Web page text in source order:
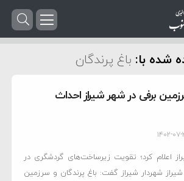
شده با: باغ پرندگان
برفی در شهر شیراز احداث
۰۷-۳۰
اعلام کرد؛ تقویت زیرساخت‌های گردشگری در
شهردار شیراز گفت: باغ پرندگان و سرزمین